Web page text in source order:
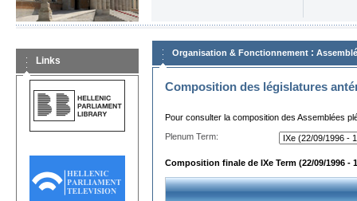
Links
Organisation & Fonctionnement :
Composition des législatures
Pour consulter la composition des Assemblées
Plenum Term:
Composition finale de IXe Term (22/09/1996 -